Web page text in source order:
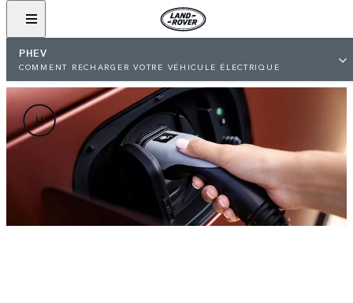
PHEV
COMMENT RECHARGER VOTRE VÉHICULE ÉLECTRIQUE